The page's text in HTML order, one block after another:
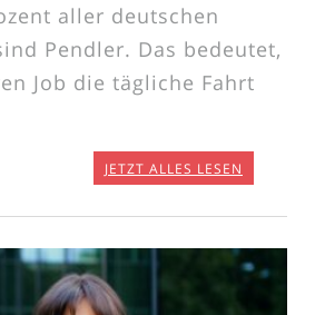
aller deutschen
Pendler. Das bedeutet,
Job die tägliche Fahrt
JETZT ALLES LESEN